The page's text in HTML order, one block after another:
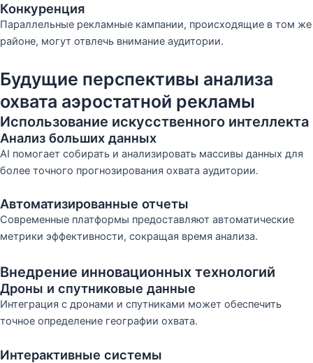
Конкуренция
Параллельные рекламные кампании, происходящие в том же
районе, могут отвлечь внимание аудитории.
Будущие перспективы анализа
охвата аэростатной рекламы
Использование искусственного интеллекта
Анализ больших данных
AI помогает собирать и анализировать массивы данных для
более точного прогнозирования охвата аудитории.
Автоматизированные отчеты
Современные платформы предоставляют автоматические
метрики эффективности, сокращая время анализа.
Внедрение инновационных технологий
Дроны и спутниковые данные
Интеграция с дронами и спутниками может обеспечить
точное определение географии охвата.
Интерактивные системы